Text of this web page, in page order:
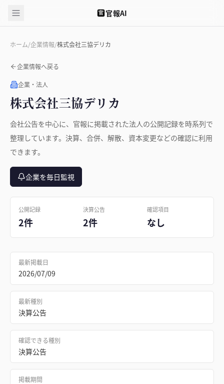
官 官報AI
ホーム/企業情報/株式会社三協デリカ
企業情報へ戻る
企業・法人
株式会社三協デリカ
会社公告を中心に、官報に掲載された法人の公開記録を時系列で
整理しています。決算、合併、解散、資本変更などの確認に利用
できます。
企業を毎日監視
公開記録
2件
決算公告
2件
確認項目
なし
最新掲載日
2026/07/09
最新種別
決算公告
確認できる種別
決算公告
掲載期間